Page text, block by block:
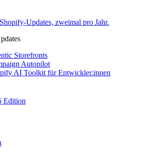
Updates, zweimal pro Jahr.
Storefronts
Autopilot
AI Toolkit für Entwickler:innen
Edition